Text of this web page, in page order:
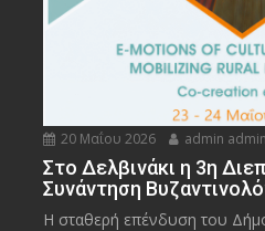
20 Μαΐου 2026 admin admin
Στο Δελβινάκι η 3η
Συνάντηση
Η σταθερή επένδυση του